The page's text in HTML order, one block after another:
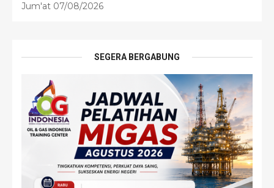
Jum'at 07/08/2026
SEGERA BERGABUNG